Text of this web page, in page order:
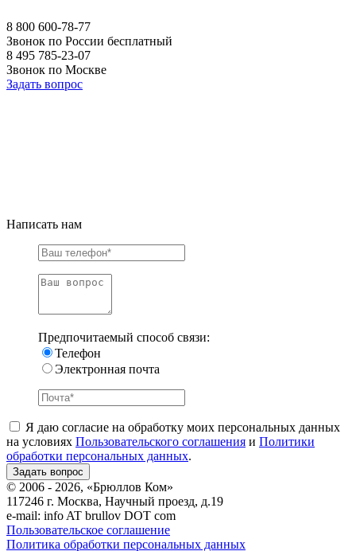
8 800 600-78-77
Звонок по России бесплатный
8 495 785-23-07
Звонок по Москве
Задать вопрос
Написать нам
Предпочитаемый способ связи:
Телефон
Электронная почта
Я даю согласие на обработку моих персональных данных
на условиях Пользовательского соглашения и Политики
обработки персональных данных.
© 2006 - 2026, «Брюллов Ком»
117246 г. Москва, Научный проезд, д.19
e-mail: info AT brullov DOT com
Пользовательское соглашение
Политика обработки персональных данных